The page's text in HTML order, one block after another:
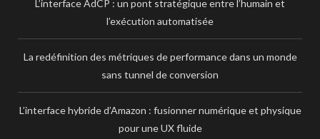
L’interface AdCP : un pont stratégique entre l’humain et
l’exécution automatisée
La redéfinition des métriques de performance dans un monde
sans tunnel de conversion
L’interface hybride d’Amazon : fusionner numérique et physique
pour une UX fluide